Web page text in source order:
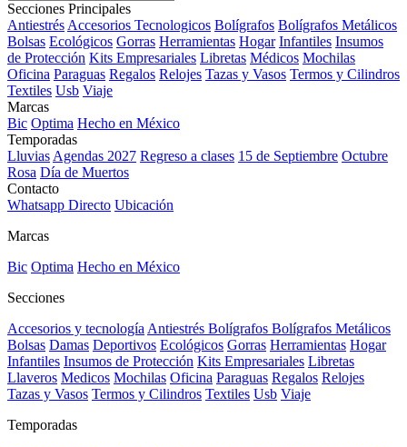
Secciones Principales
Antiestrés Accesorios Tecnologicos Bolígrafos Bolígrafos Metálicos
Bolsas Ecológicos Gorras Herramientas Hogar Infantiles Insumos
de Protección Kits Empresariales Libretas Médicos Mochilas
Oficina Paraguas Regalos Relojes Tazas y Vasos Termos y Cilindros
Textiles Usb Viaje
Marcas
Bic Optima Hecho en México
Temporadas
Lluvias Agendas 2027 Regreso a clases 15 de Septiembre Octubre
Rosa Día de Muertos
Contacto
Whatsapp Directo Ubicación
Marcas
Bic Optima Hecho en México
Secciones
Accesorios y tecnología Antiestrés Bolígrafos Bolígrafos Metálicos
Bolsas Damas Deportivos Ecológicos Gorras Herramientas Hogar
Infantiles Insumos de Protección Kits Empresariales Libretas
Llaveros Medicos Mochilas Oficina Paraguas Regalos Relojes
Tazas y Vasos Termos y Cilindros Textiles Usb Viaje
Temporadas